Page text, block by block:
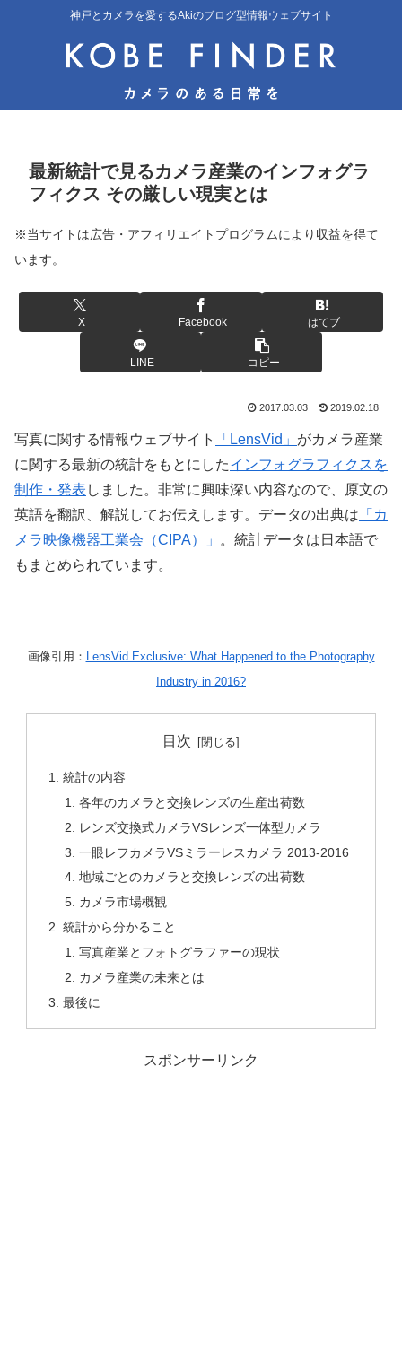
神戸とカメラを愛するAkiのブログ型情報ウェブサイト
最新統計で見るカメラ産業のインフォグラ
フィクス その厳しい現実とは
※当サイトは広告・アフィリエイトプログラムにより収益を得て
います。
X Facebook はてブ
LINE コピー
2017.03.03 2019.02.18
写真に関する情報ウェブサイト 「LensVid」 がカメラ産業
に関する最新の統計をもとにしたインフォグラフィクスを
制作・発表 しました。非常に興味深い内容なので、原文の
英語を翻訳、解説してお伝えします。データの出典は 「カ
メラ映像機器工業会（CIPA）」
。統計データは日本語で
もまとめられています。
画像引用： LensVid Exclusive: What Happened to the Photography
Industry in 2016?
目次
統計の内容
各年のカメラと交換レンズの生産出荷数
レンズ交換式カメラVSレンズ一体型カメラ
一眼レフカメラVSミラーレスカメラ 2013-2016
地域ごとのカメラと交換レンズの出荷数
カメラ市場概観
統計から分かること
写真産業とフォトグラファーの現状
カメラ産業の未来とは
最後に
スポンサーリンク